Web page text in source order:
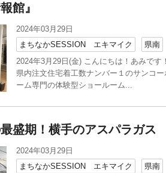
館』
2024年03月29日
まちなかSESSION エキマイク
県南
2024年3月29日(金) こんにちは！あみです
県内注文住宅着工数ナンバー１のサンコ
ーム専門の体験型ショールーム...
盛期！横手のアスパラガス
2024年03月29日
まちなかSESSION エキマイク
県南